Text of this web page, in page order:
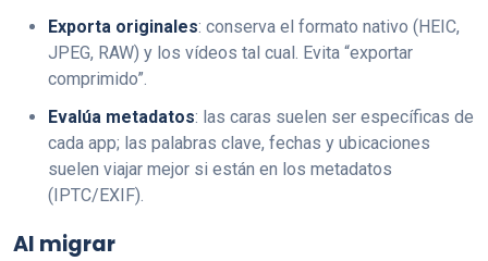
Exporta originales: conserva el formato nativo (HEIC,
JPEG, RAW) y los vídeos tal cual. Evita “exportar
comprimido”.
Evalúa metadatos: las caras suelen ser específicas de
cada app; las palabras clave, fechas y ubicaciones
suelen viajar mejor si están en los metadatos
(IPTC/EXIF).
Al migrar